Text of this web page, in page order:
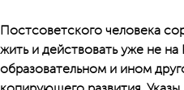
Постсоветского человека
жить и действовать уже не
образовательном и ином